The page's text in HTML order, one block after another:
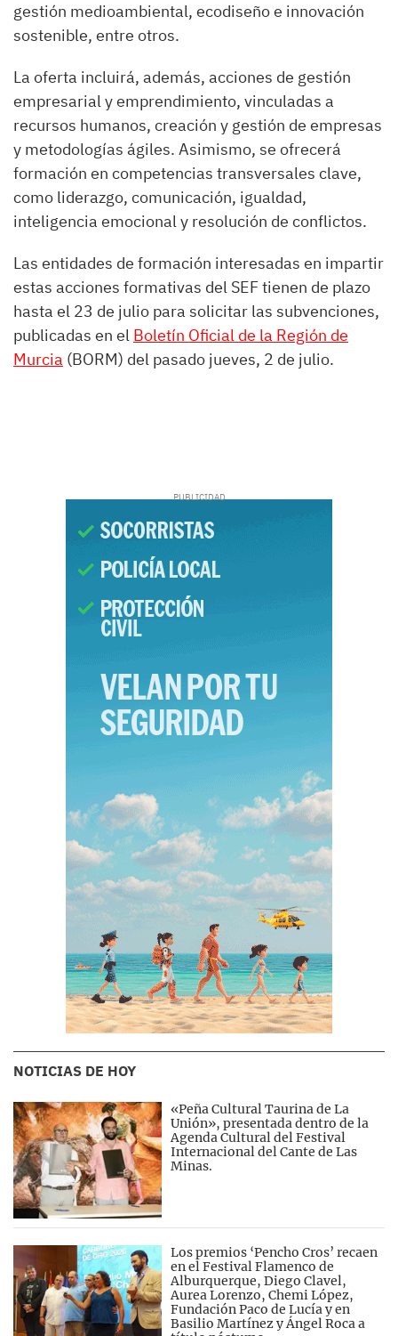
gestión medioambiental, ecodiseño e innovación
sostenible, entre otros.
La oferta incluirá, además, acciones de gestión
empresarial y emprendimiento, vinculadas a
recursos humanos, creación y gestión de empresas
y metodologías ágiles. Asimismo, se ofrecerá
formación en competencias transversales clave,
como liderazgo, comunicación, igualdad,
inteligencia emocional y resolución de conflictos.
Las entidades de formación interesadas en impartir
estas acciones formativas del SEF tienen de plazo
hasta el 23 de julio para solicitar las subvenciones,
publicadas en el Boletín Oficial de la Región de
Murcia (BORM) del pasado jueves, 2 de julio.
NOTICIAS DE HOY
«Peña Cultural Taurina de La
Unión», presentada dentro de la
Agenda Cultural del Festival
Internacional del Cante de Las
Minas.
Los premios ‘Pencho Cros’ recaen
en el Festival Flamenco de
Alburquerque, Diego Clavel,
Aurea Lorenzo, Chemi López,
Fundación Paco de Lucía y en
Basilio Martínez y Ángel Roca a